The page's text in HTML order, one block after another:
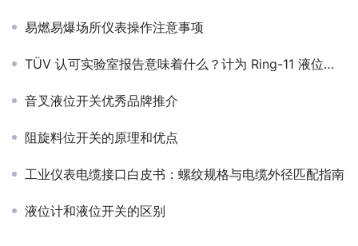
易燃易爆场所仪表操作注意事项
TÜV 认可实验室报告意味着什么？计为 Ring-11 液位开关的权威实力解析
音叉液位开关优秀品牌推介
阻旋料位开关的原理和优点
工业仪表电缆接口白皮书：螺纹规格与电缆外径匹配指南
液位计和液位开关的区别